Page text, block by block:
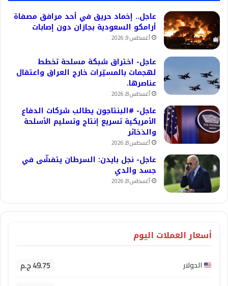
عاجل.. إخماد حريق في أحد مرافق مصفاة
أرامكو السعودية بجازان دون إصابات
أغسطس 9, 2026
عاجل- اختراق شبكة مسلحة تخطط
لهجمات بالمسيّرات خارج العراق واعتقال
عناصرها.
أغسطس 8, 2026
عاجل- #البنتاجون يطالب شركات الدفاع
الأمريكية تسريع إنتاج وتسليم الأسلحة
والذخائر
أغسطس 8, 2026
عاجل- نجل بايدن: السرطان يتفشّى في
جسد والدي
أغسطس 8, 2026
أسعار العملات اليوم
الدولار 49.75 ج.م